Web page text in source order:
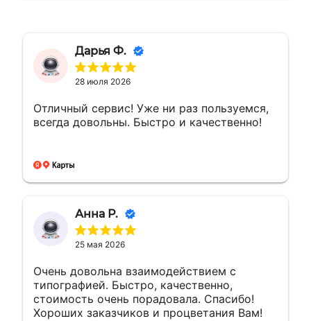
Дарья Ф.
28 июля 2026
Отличный сервис! Уже ни раз пользуемся,
всегда довольны. Быстро и качественно!
Анна Р.
25 мая 2026
Очень довольна взаимодействием с
типографией. Быстро, качественно,
стоимость очень порадовала. Спасибо!
Хороших заказчиков и процветания Вам!